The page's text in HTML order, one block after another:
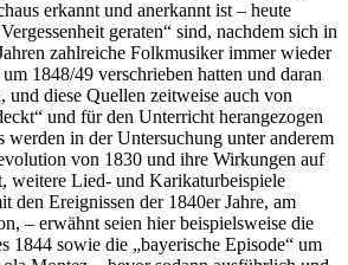
erkannt und anerkannt ist – heute
geraten“ sind, nachdem sich in
zahlreiche Folkmusiker immer wieder
1848/49 verschrieben hatten und daran
und diese Quellen zeitweise auch von
und für den Unterricht herangezogen
werden in der Untersuchung unter anderem
von 1830 und ihre Wirkungen auf
weitere Lied- und Karikaturbeispiele
den Ereignissen der 1840er Jahre, am
– erwähnt seien hier beispielsweise die
1844 sowie die „bayerische Episode“ um